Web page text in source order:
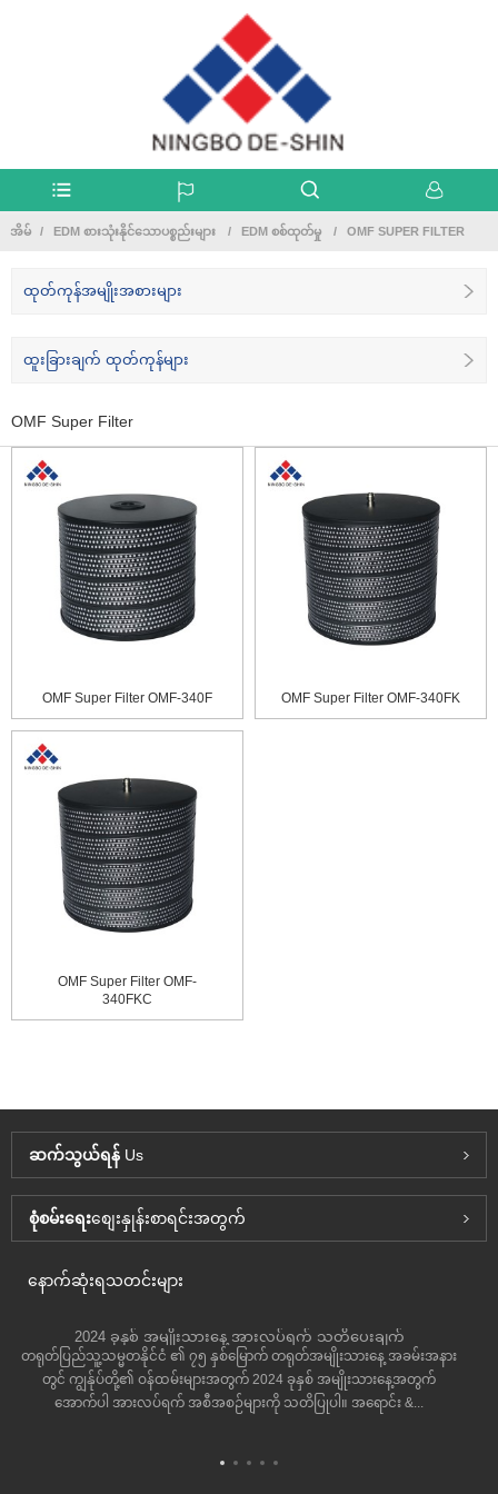
အိမ် EDM စားသုံးနိုင်သောပစ္စည်းများ EDM စစ်ထုတ်မှု OMF SUPER FILTER
ထုတ်ကုန်အမျိုးအစားများ
ထူးခြားချက် ထုတ်ကုန်များ
OMF Super Filter
OMF Super Filter OMF-340F OMF Super Filter OMF-340FK
OMF Super Filter OMF-
340FKC
ဆက်သွယ်ရန် Us
စုံစမ်းရေးစျေးနှုန်းစာရင်းအတွက်
နောက်ဆုံးရသတင်းများ
2024 ခုနှစ် အမျိုးသားနေ့ အားလပ်ရက် သတိပေးချက်
တရုတ်ပြည်သူ့သမ္မတနိုင်ငံ ၏ ၇၅ နှစ်မြောက် တရုတ်အမျိုးသားနေ့ အခမ်းအနား
တွင် ကျွန်ုပ်တို့၏ ဝန်ထမ်းများအတွက် 2024 ခုနှစ် အမျိုးသားနေ့အတွက်
အောက်ပါ အားလပ်ရက် အစီအစဉ်များကို သတိပြုပါ။ အရောင်း &...